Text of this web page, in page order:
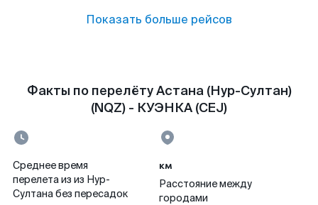
Показать больше рейсов
Факты по перелёту Астана (Нур-Султан)
(NQZ) - КУЭНКА (CEJ)
Среднее время
перелета из из Нур-
Султана без пересадок
км
Расстояние между
городами